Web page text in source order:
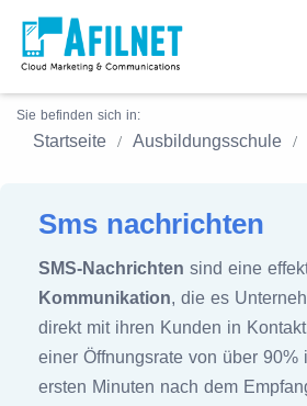
Sie befinden sich in:
Startseite Ausbildungsschule
Sms nachrichten
SMS-Nachrichten sind eine
Kommunikation, die es
direkt mit ihren Kunden in
einer Öffnungsrate von über 90%
ersten Minuten nach dem